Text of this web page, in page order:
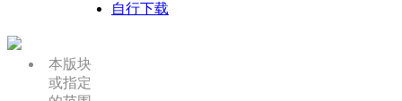
自行下载
本版块
或指定